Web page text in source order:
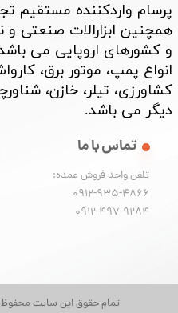
تمام حقوق این سایت محفوظ
پرسام واردکننده مستقیم
همچنین ابزارالات صنعتی
و کشورهای اروپایی می
انواع پمپ، موتور برق،
کشاورزی، تیلر، خازن،
دیگر می باشد. ​​​​​​​
تماس با ما
تلفن واحد فروش عمده:
0912-935-4866
​​​​​​​0912-497-9284